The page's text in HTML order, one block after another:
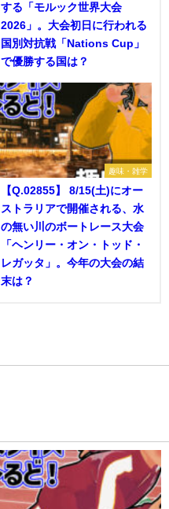
する「モルック世界大会
2026」。大会初日に行われる
国別対抗戦「Nations Cup」
で優勝する国は？
趣味・雑学
【Q.02855】 8/15(土)にオー
ストラリアで開催される、水
の無い川のボートレース大会
「ヘンリー・オン・トッド・
レガッタ」。今年の大会の結
末は？